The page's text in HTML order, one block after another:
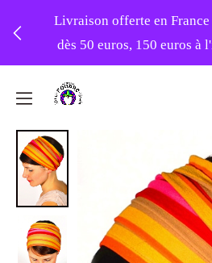
Livraison offerte en
dès 50 euros, 150 euros à